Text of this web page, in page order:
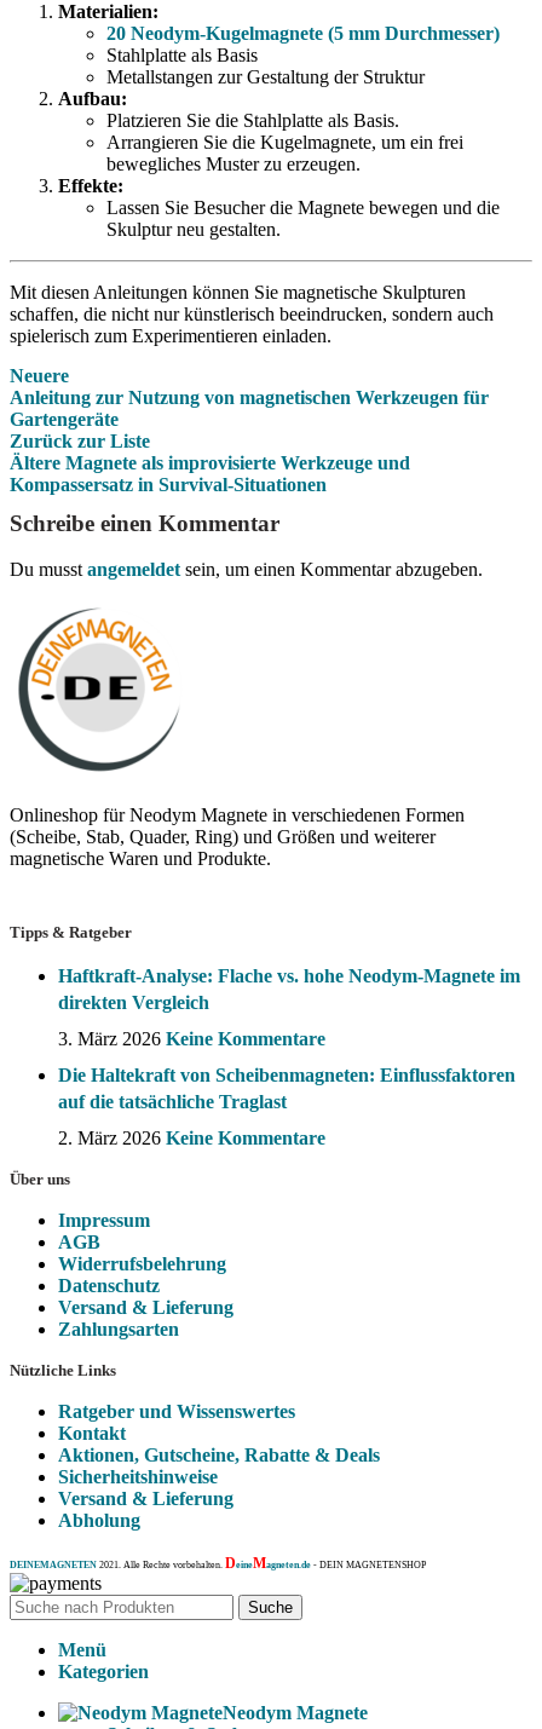
Materialien:
20 Neodym-Kugelmagnete (5 mm Durchmesser)
Stahlplatte als Basis
Metallstangen zur Gestaltung der Struktur
Aufbau:
Platzieren Sie die Stahlplatte als Basis.
Arrangieren Sie die Kugelmagnete, um ein frei
bewegliches Muster zu erzeugen.
Effekte:
Lassen Sie Besucher die Magnete bewegen und die
Skulptur neu gestalten.
Mit diesen Anleitungen können Sie magnetische Skulpturen
schaffen, die nicht nur künstlerisch beeindrucken, sondern auch
spielerisch zum Experimentieren einladen.
Neuere
Anleitung zur Nutzung von magnetischen Werkzeugen für
Gartengeräte
Zurück zur Liste
Ältere Magnete als improvisierte Werkzeuge und
Kompassersatz in Survival-Situationen
Schreibe einen Kommentar
Du musst angemeldet sein, um einen Kommentar abzugeben.
Onlineshop für Neodym Magnete in verschiedenen Formen
(Scheibe, Stab, Quader, Ring) und Größen und weiterer
magnetische Waren und Produkte.
Tipps & Ratgeber
Haftkraft-Analyse: Flache vs. hohe Neodym-Magnete im
direkten Vergleich
3. März 2026 Keine Kommentare
Die Haltekraft von Scheibenmagneten: Einflussfaktoren
auf die tatsächliche Traglast
2. März 2026 Keine Kommentare
Über uns
Impressum
AGB
Widerrufsbelehrung
Datenschutz
Versand & Lieferung
Zahlungsarten
Nützliche Links
Ratgeber und Wissenswertes
Kontakt
Aktionen, Gutscheine, Rabatte & Deals
Sicherheitshinweise
Versand & Lieferung
Abholung
DEINEMAGNETEN 2021. Alle Rechte vorbehalten. DeineMagneten.de - DEIN MAGNETENSHOP
Suche
Menü
Kategorien
Neodym Magnete